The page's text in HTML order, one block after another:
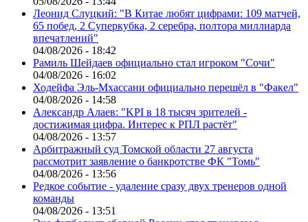
Леонид Слуцкий: "В Китае любят цифрами: 109 матчей,
65 побед, 2 Суперкубка, 2 серебра, полтора миллиарда
впечатлений"
04/08/2026 - 18:42
Рамиль Шейдаев официально стал игроком "Сочи"
04/08/2026 - 16:02
Ходейфа Эль-Мхассани официально перешёл в "Факел"
04/08/2026 - 14:58
Александр Алаев: "KPI в 18 тысяч зрителей -
достижимая цифра. Интерес к РПЛ растёт"
04/08/2026 - 13:57
Арбитражный суд Томской области 27 августа
рассмотрит заявление о банкротстве ФК "Томь"
04/08/2026 - 13:56
Редкое событие - удаление сразу двух тренеров одной
команды
04/08/2026 - 13:51